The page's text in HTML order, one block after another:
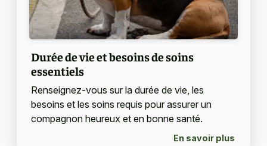
Durée de vie et besoins de soins
essentiels
Renseignez-vous sur la durée de vie, les
besoins et les soins requis pour assurer un
compagnon heureux et en bonne santé.
En savoir plus